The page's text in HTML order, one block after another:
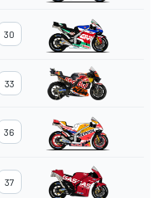
30
33
36
37